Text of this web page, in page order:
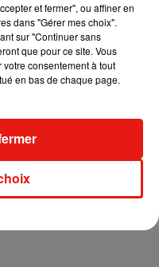
le remix de « Love
le single le plus
et fermer", ou affiner en
dans "Gérer mes choix".
sur "Continuer sans
que pour ce site. Vous
consentement à tout
en bas de chaque page.